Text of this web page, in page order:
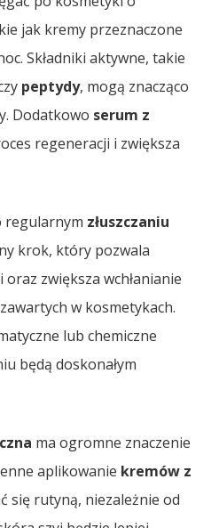
jak kremy przeznaczone
Składniki aktywne, takie
peptydy, mogą znacząco
Dodatkowo serum z
regeneracji i zwiększa
regularnym złuszczaniu
krok, który pozwala
zwiększa wchłanianie
w kosmetykach.
lub chemiczne
będą doskonałym
ma ogromne znaczenie
aplikowanie kremów z
się rutyną, niezależnie od